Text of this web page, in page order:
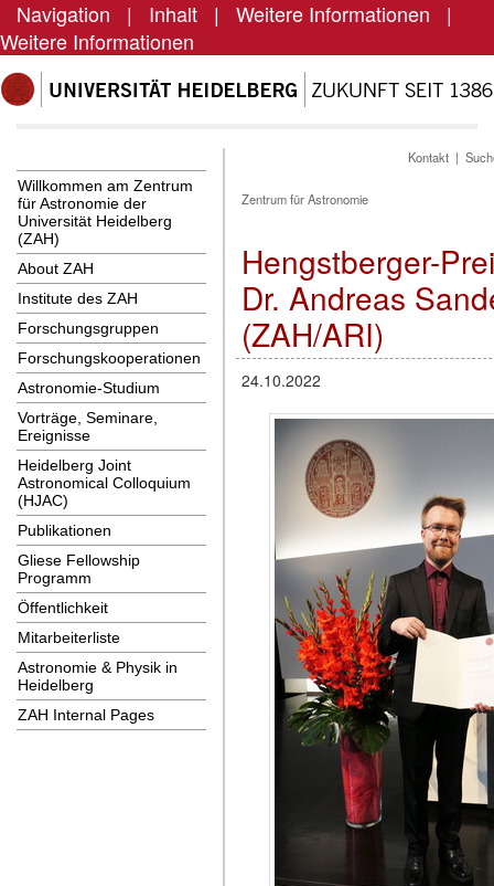
Navigation | Inhalt | Weitere Informationen |
Weitere Informationen
Willkommen am Zentrum
für Astronomie der
Universität Heidelberg
(ZAH)
About ZAH
Institute des ZAH
Forschungsgruppen
Forschungskooperationen
Astronomie-Studium
Vorträge, Seminare,
Ereignisse
Heidelberg Joint
Astronomical Colloquium
(HJAC)
Publikationen
Gliese Fellowship
Programm
Öffentlichkeit
Mitarbeiterliste
Astronomie & Physik in
Heidelberg
ZAH Internal Pages
Kontakt |
Zentrum für Astronomie
Hengstberger-
Dr. Andreas
(ZAH/ARI)
24.10.2022